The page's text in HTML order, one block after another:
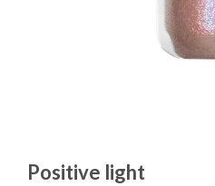
Positive light